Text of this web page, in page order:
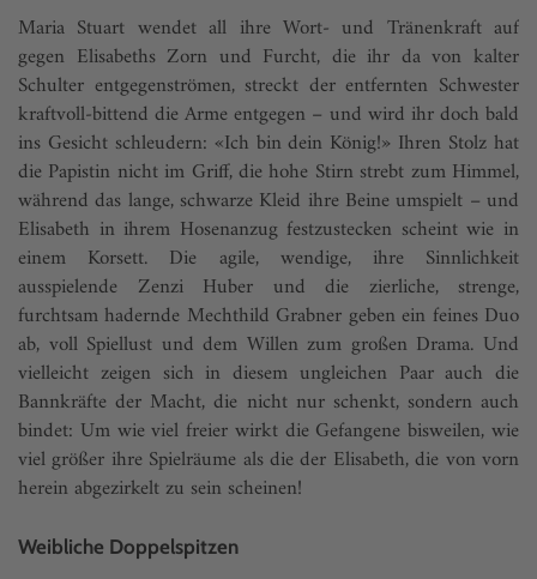
Maria Stuart wendet all ihre Wort- und Tränenkraft auf
gegen Elisabeths Zorn und Furcht, die ihr da von kalter
Schulter entgegenströmen, streckt der entfernten Schwester
kraftvoll-bittend die Arme entgegen – und wird ihr doch bald
ins Gesicht schleudern: «Ich bin dein König!» Ihren Stolz hat
die Papistin nicht im Griff, die hohe Stirn strebt zum Himmel,
während das lange, schwarze Kleid ihre Beine umspielt – und
Elisabeth in ihrem Hosenanzug festzustecken scheint wie in
einem Korsett. Die agile, wendige, ihre Sinnlichkeit
ausspielende Zenzi Huber und die zierliche, strenge,
furchtsam hadernde Mechthild Grabner geben ein feines Duo
ab, voll Spiellust und dem Willen zum großen Drama. Und
vielleicht zeigen sich in diesem ungleichen Paar auch die
Bannkräfte der Macht, die nicht nur schenkt, sondern auch
bindet: Um wie viel freier wirkt die Gefangene bisweilen, wie
viel größer ihre Spielräume als die der Elisabeth, die von vorn
herein abgezirkelt zu sein scheinen!
Weibliche Doppelspitzen